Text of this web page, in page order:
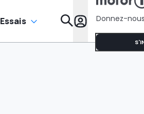
Essais Donnez-